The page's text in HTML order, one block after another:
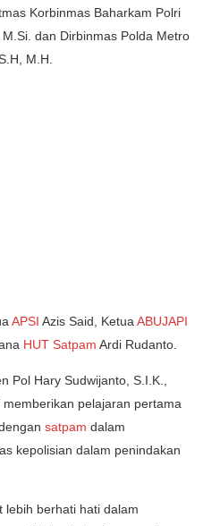
Korbinmas Baharkam Polri
dan Dirbinmas Polda Metro
M.H.
APSI Azis Said, Ketua ABUJAPI
HUT Satpam Ardi Rudanto.
Pol Hary Sudwijanto, S.I.K.,
pelajaran pertama
satpam dalam
kepolisian dalam penindakan
lebih berhati hati dalam